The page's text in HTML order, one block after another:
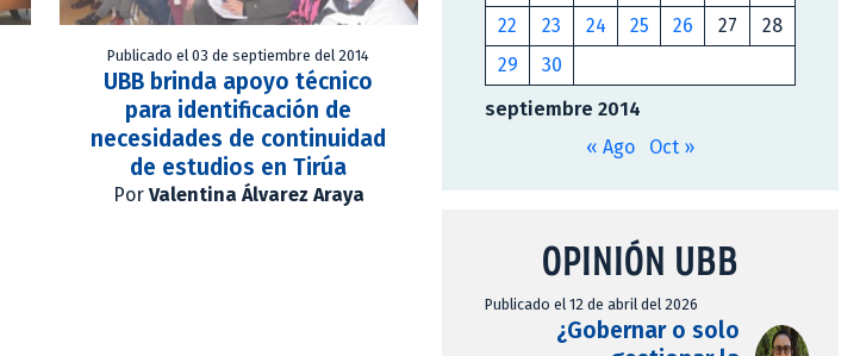
Publicado el 03 de septiembre del 2014
UBB brinda apoyo técnico
para identificación de
necesidades de continuidad
de estudios en Tirúa
Por Valentina Álvarez Araya
septiembre 2014
22
23 24 25 26 27
28
29
30
« Ago Oct »
OPINIÓN UBB
Publicado el 12 de abril del 2026
¿Gobernar o solo